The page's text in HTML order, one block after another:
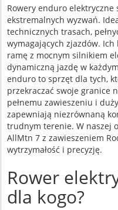
Rowery enduro elektryczne
ekstremalnych wyzwań.
technicznych trasach,
wymagających zjazdów.
ramę z mocnym silnikiem
dynamiczną jazdę w
enduro to sprzęt dla tych,
przekraczać swoje granice
pełnemu zawieszeniu i
zapewniają niezrównaną
trudnym terenie. W naszej
AllMtn 7 z zawieszeniem
wytrzymałość i precyzję.
Rower
dla kogo?